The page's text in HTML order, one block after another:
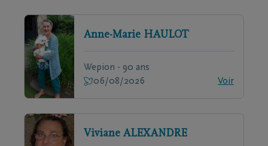
Anne-Marie HAULOT
Wepion - 90 ans
06/08/2026
Voir
Viviane ALEXANDRE